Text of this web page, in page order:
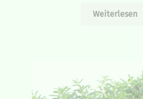
Weiterlesen